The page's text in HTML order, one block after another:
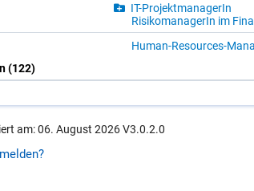
IT-Pro­jekt­ma­na­ge­rIn
Ri­si­ko­ma­na­ge­rIn im
Hu­man-Re­sour­ces-
(122)
am: 06. August 2026 V3.0.2.0